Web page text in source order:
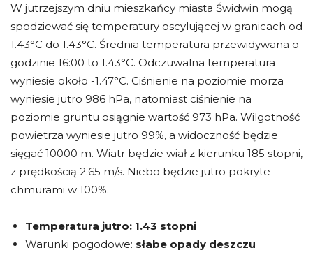
W jutrzejszym dniu mieszkańcy miasta Świdwin mogą
spodziewać się temperatury oscylującej w granicach od
1.43°C do 1.43°C. Średnia temperatura przewidywana o
godzinie 16:00 to 1.43°C. Odczuwalna temperatura
wyniesie około -1.47°C. Ciśnienie na poziomie morza
wyniesie jutro 986 hPa, natomiast ciśnienie na
poziomie gruntu osiągnie wartość 973 hPa. Wilgotność
powietrza wyniesie jutro 99%, a widoczność będzie
sięgać 10000 m. Wiatr będzie wiał z kierunku 185 stopni,
z prędkością 2.65 m/s. Niebo będzie jutro pokryte
chmurami w 100%.
Temperatura jutro: 1.43 stopni
Warunki pogodowe: słabe opady deszczu